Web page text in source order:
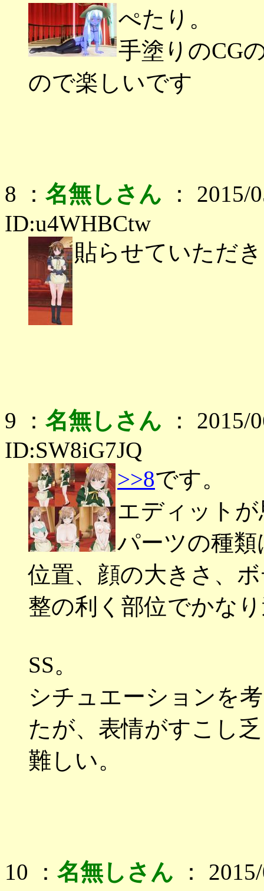
ぺたり。
手塗りのCG
ので楽しいです
8 ： 名無しさん ： 2015/
ID:u4WHBCtw
貼らせていただ
9 ： 名無しさん ： 2015/
ID:SW8iG7JQ
>>8です。
エディット
パーツの種
位置、顔の大きさ、
整の利く部位でかな
SS。
シチュエーションを
たが、表情がすこし
難しい。
10 ： 名無しさん ：